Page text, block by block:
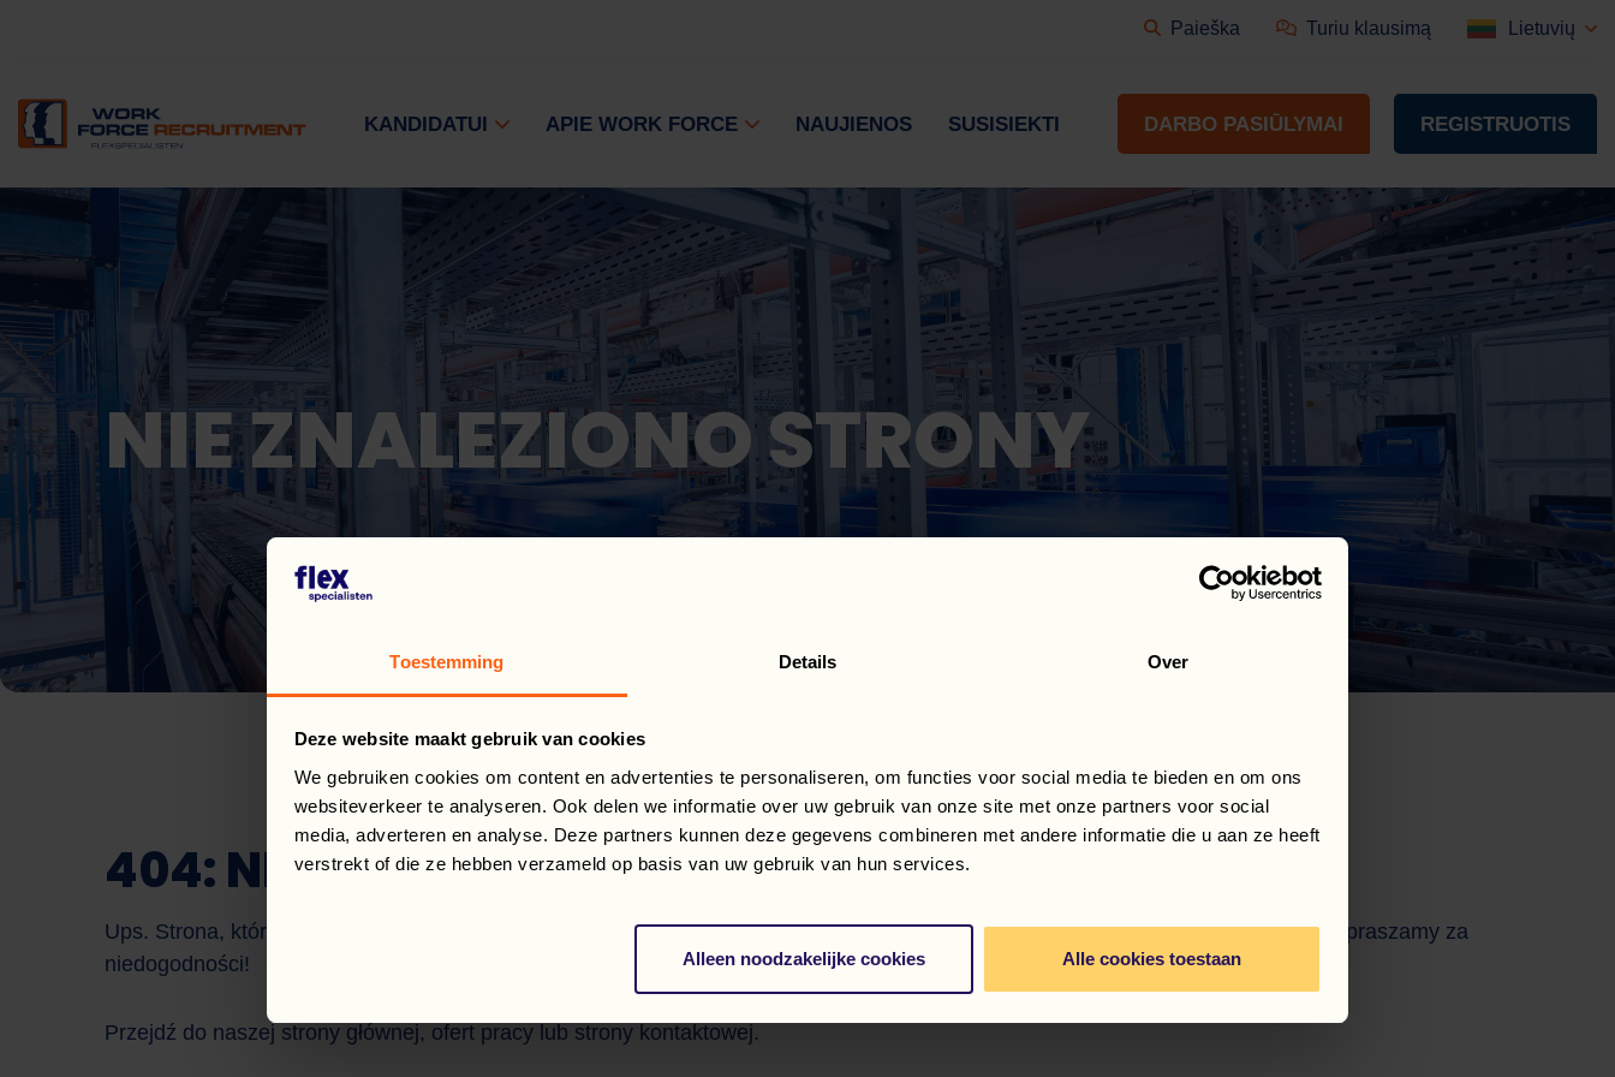
Toestemming Details Over
Deze website maakt gebruik van cookies
We gebruiken cookies om content en advertenties te personaliseren, om functies voor social media te bieden en om ons
websiteverkeer te analyseren. Ook delen we informatie over uw gebruik van onze site met onze partners voor social
media, adverteren en analyse. Deze partners kunnen deze gegevens combineren met andere informatie die u aan ze heeft
verstrekt of die ze hebben verzameld op basis van uw gebruik van hun services.
Alleen noodzakelijke cookies Alle cookies toestaan
Paieška Turiu klausimą Lietuvių
KANDIDATUI APIE WORK FORCE NAUJIENOS SUSISIEKTI DARBO PASIŪLYMAI REGISTRUOTIS
NIE ZNALEZIONO STRONY
404: NIE ZNALEZIONO STRONY…
Ups. Strona, której szukałeś (już) nie istnieje. Możliwe, że adres URL został błędnie wpisany lub strona została przeniesiona. Przepraszamy za
niedogodności!
Przejdź do naszej strony głównej, ofert pracy lub strony kontaktowej.
Work Force
Sveiki! Kuo galiu jums šiandien padėti?